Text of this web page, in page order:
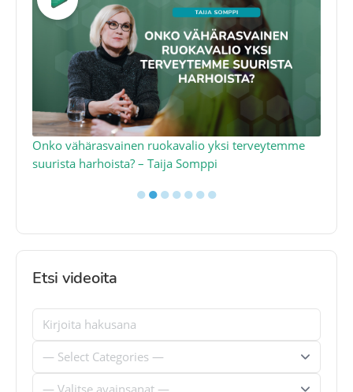
Onko vähärasvainen ruokavalio yksi terveytemme
suurista harhoista? – Taija Somppi
●●●●●●●
Etsi videoita